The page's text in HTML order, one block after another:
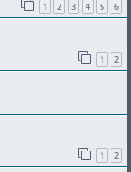
1 2 3 4 5 6
1 2
1 2